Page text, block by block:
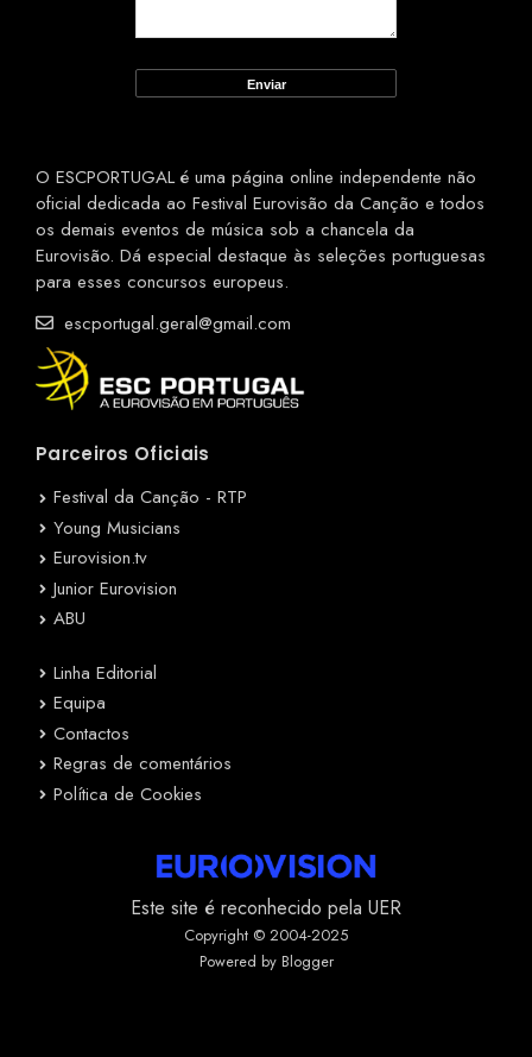
O ESCPORTUGAL é uma página online independente não
oficial dedicada ao Festival Eurovisão da Canção e todos
os demais eventos de música sob a chancela da
Eurovisão. Dá especial destaque às seleções portuguesas
para esses concursos europeus.
escportugal.geral@gmail.com
Parceiros Oficiais
Festival da Canção - RTP
Young Musicians
Eurovision.tv
Junior Eurovision
ABU
Linha Editorial
Equipa
Contactos
Regras de comentários
Política de Cookies
Este site é reconhecido pela UER
Copyright © 2004-2025
Powered by Blogger